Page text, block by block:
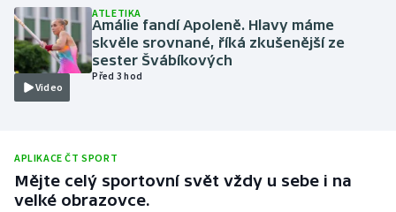
Parasport
Plavání
Ragby
Rychlobruslení
Video
ATLETIKA
Amálie fandí Apoleně. Hlavy máme
skvěle srovnané, říká zkušenější ze
sester Švábíkových
Před 3 hod
APLIKACE ČT SPORT
Mějte celý sportovní svět vždy u sebe i na
velké obrazovce.